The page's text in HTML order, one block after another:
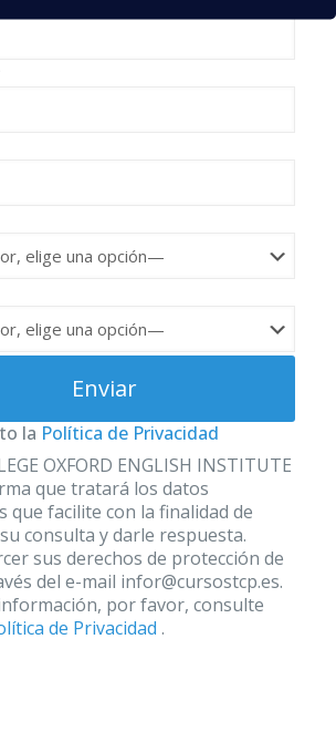
la Política de Privacidad
OXFORD ENGLISH INSTITUTE
que tratará los datos
que facilite con la finalidad de
consulta y darle respuesta.
sus derechos de protección de
del e-mail infor@cursostcp.es.
por favor, consulte
de Privacidad .